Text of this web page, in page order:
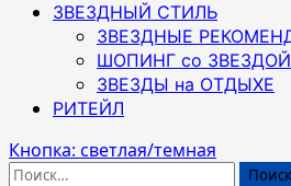
ЗВЕЗДНЫЙ СТИЛЬ
ЗВЕЗДНЫЕ
ШОПИНГ со ЗВЕЗДОЙ
ЗВЕЗДЫ на ОТДЫХЕ
РИТЕЙЛ
Кнопка: светлая/темная
Найти: